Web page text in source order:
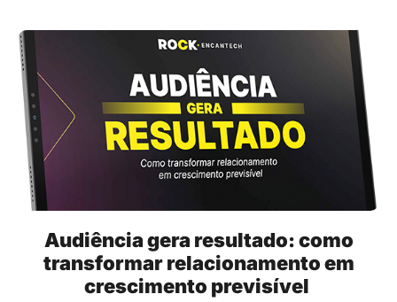
Audiência gera resultado: como
transformar relacionamento em
crescimento previsível